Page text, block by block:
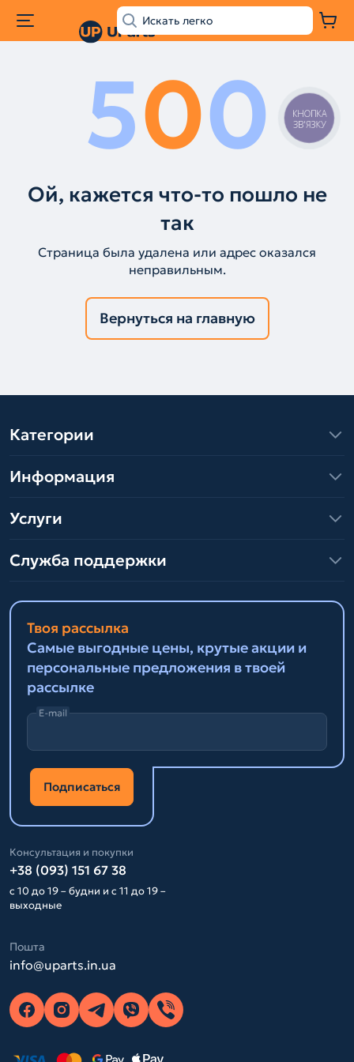
500
Ой, кажется что-то пошло не
так
Страница была удалена или адрес оказался
неправильным.
Вернуться на главную
Категории
Информация
Услуги
Служба поддержки
Твоя рассылка
Самые выгодные цены, крутые акции и
персональные предложения в твоей
рассылке
E-mail
Подписаться
Консультация и покупки
+38 (093) 151 67 38
с 10 до 19 – будни и с 11 до 19 –
выходные
Пошта
info@uparts.in.ua
КНОПКА
ЗВ'ЯЗКУ